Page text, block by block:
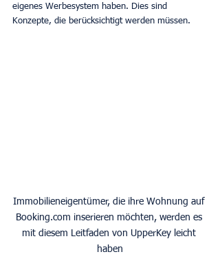
eigenes Werbesystem haben. Dies sind
Konzepte, die berücksichtigt werden müssen.
Immobilieneigentümer, die ihre Wohnung auf
Booking.com inserieren möchten, werden es
mit diesem Leitfaden von UpperKey leicht
haben